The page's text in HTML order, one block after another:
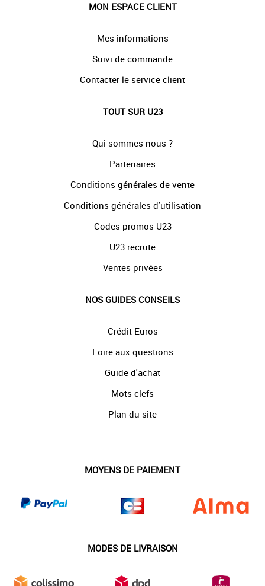
MON ESPACE CLIENT
Mes informations
Suivi de commande
Contacter le service client
TOUT SUR U23
Qui sommes-nous ?
Partenaires
Conditions générales de vente
Conditions générales d'utilisation
Codes promos U23
U23 recrute
Ventes privées
NOS GUIDES CONSEILS
Crédit Euros
Foire aux questions
Guide d'achat
Mots-clefs
Plan du site
MOYENS DE PAIEMENT
MODES DE LIVRAISON